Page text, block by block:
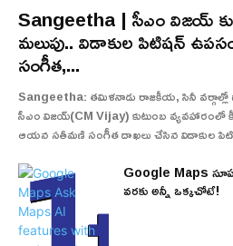
Sangeetha | సీఎం విజయ్
మలుపు.. విడాకుల పిటిషన్
సంగీత,...
Sangeetha: తమిళనాడు రాజకీయ, సినీ
సీఎం విజయ్(CM Vijay) కుటుంబ వ్యవహారంలో
ఆయన సతీమణి సంగీత దాఖలు చేసిన విడాకుల
Google Maps
వరకు అన్నీ ఒక్కచోటే!